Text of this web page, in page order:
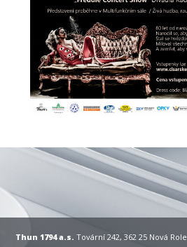
Thun 1794 a.s. Tovární 242, 362 25 Nová Role